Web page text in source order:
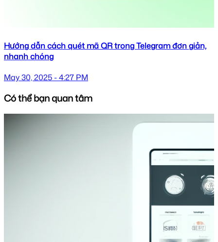
Hướng dẫn cách quét mã QR trong Telegram đơn giản,
nhanh chóng
May 30, 2025 - 4:27 PM
Có thể bạn quan tâm